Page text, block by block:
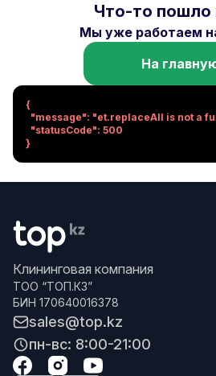
Что-то пошло
Мы уже работаем
На
{
}
Клининговая компания
ТОО “ТОП.КЗ”
БИН 170640016378
sales@top.kz
пн-вс: 8:00-21:00